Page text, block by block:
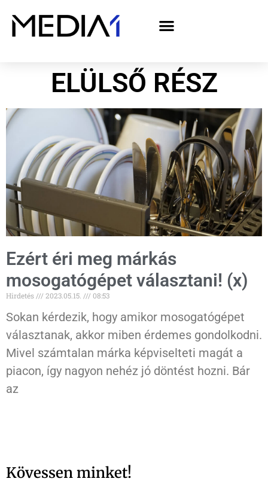
ELÜLSŐ RÉSZ
Ezért éri meg márkás
mosogatógépet választani! (x)
Hirdetés 2023.05.15. 08:53
Sokan kérdezik, hogy amikor mosogatógépet
választanak, akkor miben érdemes gondolkodni.
Mivel számtalan márka képviselteti magát a
piacon, így nagyon nehéz jó döntést hozni. Bár
az
Kövessen minket!